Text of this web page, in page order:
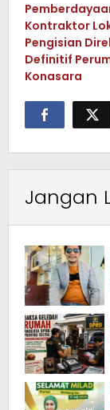
Kontraktor
Pengisian
Definitif
Konasara
Jangan